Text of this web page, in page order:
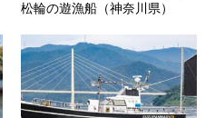
松輪の遊漁船（神奈川県）